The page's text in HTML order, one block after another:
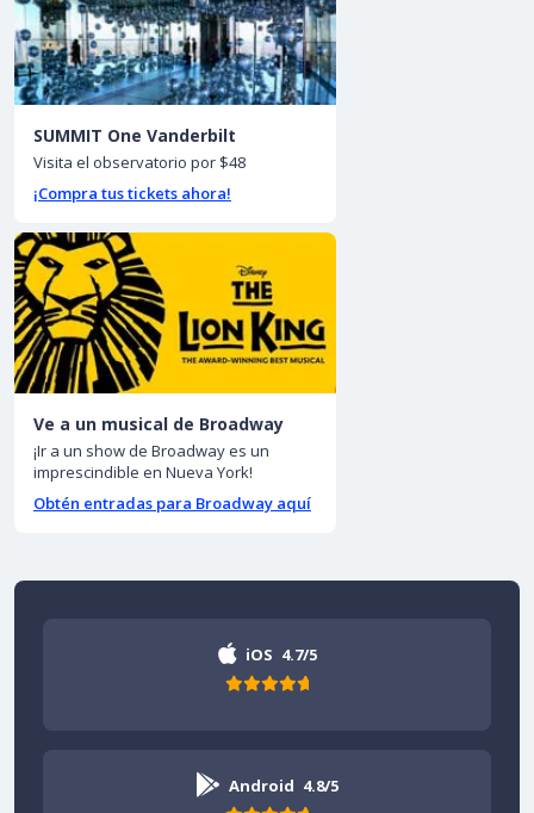
SUMMIT One Vanderbilt
Visita el observatorio por $48
¡Compra tus tickets ahora!
Ve a un musical de Broadway
¡Ir a un show de Broadway es un
imprescindible en Nueva York!
Obtén entradas para Broadway aquí
iOS 4.7/5
Android 4.8/5